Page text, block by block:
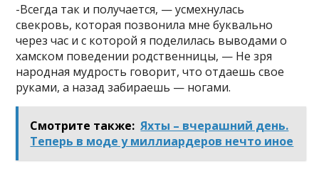
-Всегда так и получается, — усмехнулась
свекровь, которая позвонила мне буквально
через час и с которой я поделилась выводами о
хамском поведении родственницы, — Не зря
народная мудрость говорит, что отдаешь свое
руками, а назад забираешь — ногами.
Смотрите также: Яхты – вчерашний день.
Теперь в моде у миллиардеров нечто иное